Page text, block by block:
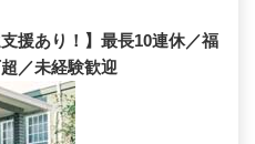
援あり！】最長10連休／福
／未経験歓迎